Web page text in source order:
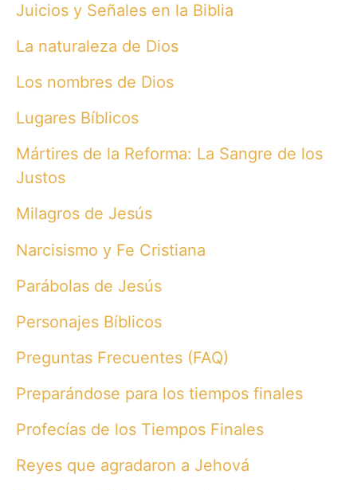
Juicios y Señales en la Biblia
La naturaleza de Dios
Los nombres de Dios
Lugares Bíblicos
Mártires de la Reforma: La Sangre de los
Justos
Milagros de Jesús
Narcisismo y Fe Cristiana
Parábolas de Jesús
Personajes Bíblicos
Preguntas Frecuentes (FAQ)
Preparándose para los tiempos finales
Profecías de los Tiempos Finales
Reyes que agradaron a Jehová